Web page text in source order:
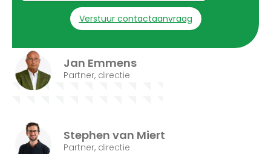
Jan Emmens
Partner, directie
Stephen van Miert
Partner, directie